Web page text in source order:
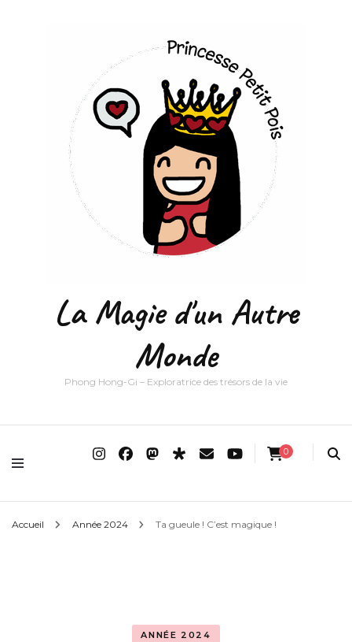
La Magie d'un Autre
Monde
Phong Hong-Gi – Exploratrice des trésors de la vie
0
Accueil Année 2024 Ta gueule ! C’est magique !
ANNÉE 2024